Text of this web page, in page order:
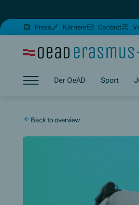
Press Karriere(Opens in new
Contact
Der OeAD
Sport
Back to overview